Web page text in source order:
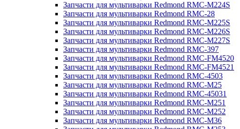
Запчасти для мультиварки Redmond RMC-M224S
Запчасти для мультиварки Redmond RMC-28
Запчасти для мультиварки Redmond RMC-M225S
Запчасти для мультиварки Redmond RMC-M226S
Запчасти для мультиварки Redmond RMC-M227S
Запчасти для мультиварки Redmond RMC-397
Запчасти для мультиварки Redmond RMC-FM4520
Запчасти для мультиварки Redmond RMC-FM4521
Запчасти для мультиварки Redmond RMC-4503
Запчасти для мультиварки Redmond RMC-M25
Запчасти для мультиварки Redmond RMC-45031
Запчасти для мультиварки Redmond RMC-M251
Запчасти для мультиварки Redmond RMC-M252
Запчасти для мультиварки Redmond RMC-M36